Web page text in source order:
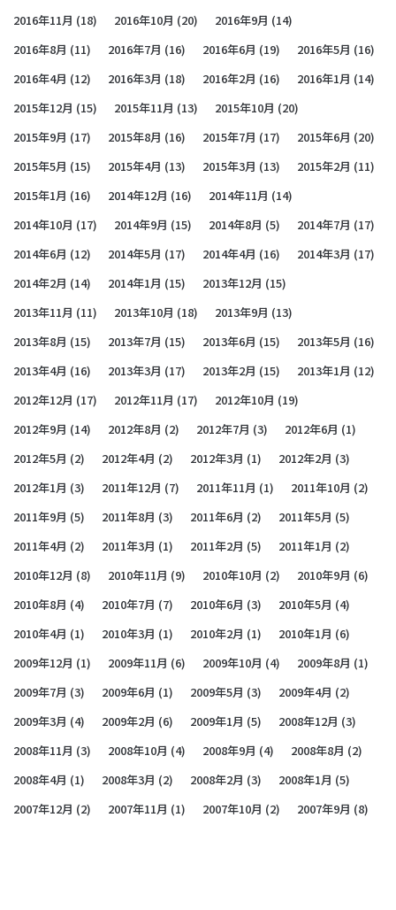
2016年11月 (18) 2016年10月 (20) 2016年9月 (14)
2016年8月 (11) 2016年7月 (16) 2016年6月 (19) 2016年5月 (16)
2016年4月 (12) 2016年3月 (18) 2016年2月 (16) 2016年1月 (14)
2015年12月 (15) 2015年11月 (13) 2015年10月 (20)
2015年9月 (17) 2015年8月 (16) 2015年7月 (17) 2015年6月 (20)
2015年5月 (15) 2015年4月 (13) 2015年3月 (13) 2015年2月 (11)
2015年1月 (16) 2014年12月 (16) 2014年11月 (14)
2014年10月 (17) 2014年9月 (15) 2014年8月 (5) 2014年7月 (17)
2014年6月 (12) 2014年5月 (17) 2014年4月 (16) 2014年3月 (17)
2014年2月 (14) 2014年1月 (15) 2013年12月 (15)
2013年11月 (11) 2013年10月 (18) 2013年9月 (13)
2013年8月 (15) 2013年7月 (15) 2013年6月 (15) 2013年5月 (16)
2013年4月 (16) 2013年3月 (17) 2013年2月 (15) 2013年1月 (12)
2012年12月 (17) 2012年11月 (17) 2012年10月 (19)
2012年9月 (14) 2012年8月 (2) 2012年7月 (3) 2012年6月 (1)
2012年5月 (2) 2012年4月 (2) 2012年3月 (1) 2012年2月 (3)
2012年1月 (3) 2011年12月 (7) 2011年11月 (1) 2011年10月 (2)
2011年9月 (5) 2011年8月 (3) 2011年6月 (2) 2011年5月 (5)
2011年4月 (2) 2011年3月 (1) 2011年2月 (5) 2011年1月 (2)
2010年12月 (8) 2010年11月 (9) 2010年10月 (2) 2010年9月 (6)
2010年8月 (4) 2010年7月 (7) 2010年6月 (3) 2010年5月 (4)
2010年4月 (1) 2010年3月 (1) 2010年2月 (1) 2010年1月 (6)
2009年12月 (1) 2009年11月 (6) 2009年10月 (4) 2009年8月 (1)
2009年7月 (3) 2009年6月 (1) 2009年5月 (3) 2009年4月 (2)
2009年3月 (4) 2009年2月 (6) 2009年1月 (5) 2008年12月 (3)
2008年11月 (3) 2008年10月 (4) 2008年9月 (4) 2008年8月 (2)
2008年4月 (1) 2008年3月 (2) 2008年2月 (3) 2008年1月 (5)
2007年12月 (2) 2007年11月 (1) 2007年10月 (2) 2007年9月 (8)